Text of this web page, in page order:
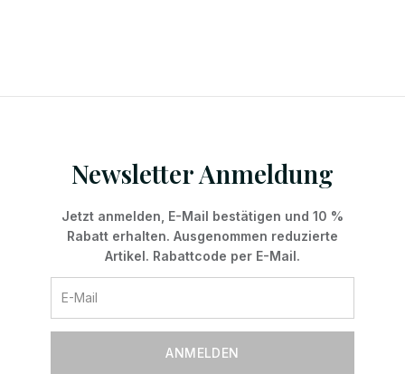
Newsletter Anmeldung
Jetzt anmelden, E-Mail bestätigen und 10 %
Rabatt erhalten. Ausgenommen reduzierte
Artikel. Rabattcode per E-Mail.
ANMELDEN